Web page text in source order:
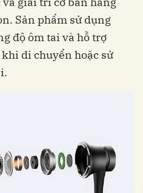
Sản phẩm sử dụng
độ ôm tai và hỗ trợ
di chuyển hoặc sử